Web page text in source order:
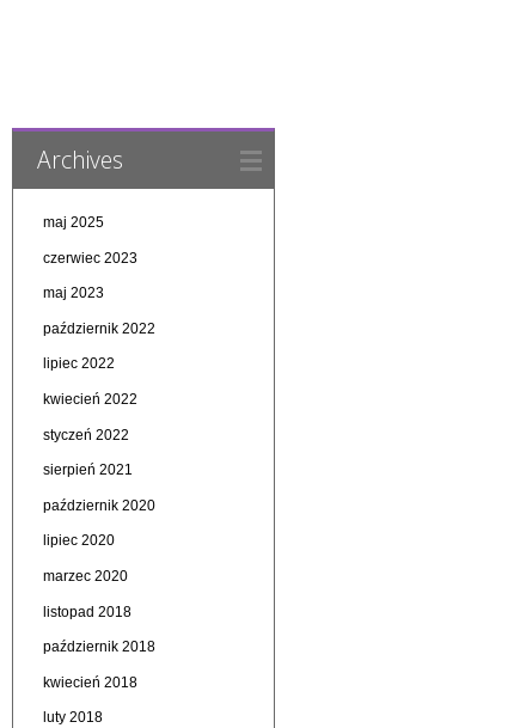
Archives
maj 2025
czerwiec 2023
maj 2023
październik 2022
lipiec 2022
kwiecień 2022
styczeń 2022
sierpień 2021
październik 2020
lipiec 2020
marzec 2020
listopad 2018
październik 2018
kwiecień 2018
luty 2018